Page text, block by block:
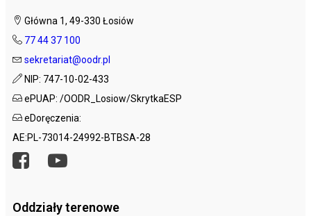
Główna 1, 49-330 Łosiów
77 44 37 100
sekretariat@oodr.pl
NIP: 747-10-02-433
ePUAP: /OODR_Losiow/SkrytkaESP
eDoręczenia:
AE:PL-73014-24992-BTBSA-28
Oddziały terenowe